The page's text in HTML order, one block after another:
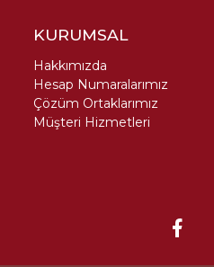
KURUMSAL
Hakkımızda
Hesap Numaralarımız
Çözüm Ortaklarımız
Müşteri Hizmetleri